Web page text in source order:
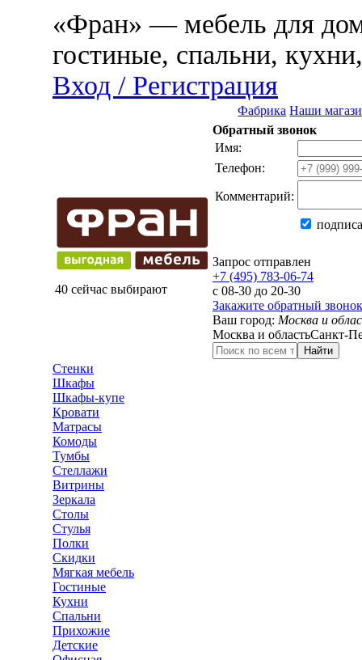
«Фран» — мебель для
гостиные, спальни,
Вход / Регистрация
Фабрика Наши
40 сейчас выбирают
Обратный звонок
Имя:
Телефон:
Комментарий:
Запрос отправлен
+7 (495) 783-06-74
с 08-30 до 20-30
Закажите обратный звонок
Ваш город: Москва и
Москва и областьСанкт-
Найти
Стенки
Шкафы
Шкафы-купе
Кровати
Матрасы
Комоды
Тумбы
Стеллажи
Витрины
Зеркала
Столы
Стулья
Полки
Скидки
Мягкая мебель
Гостиные
Кухни
Спальни
Прихожие
Детские